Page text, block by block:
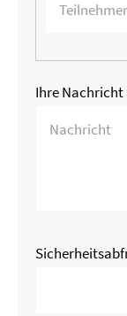
Ihre Nachricht